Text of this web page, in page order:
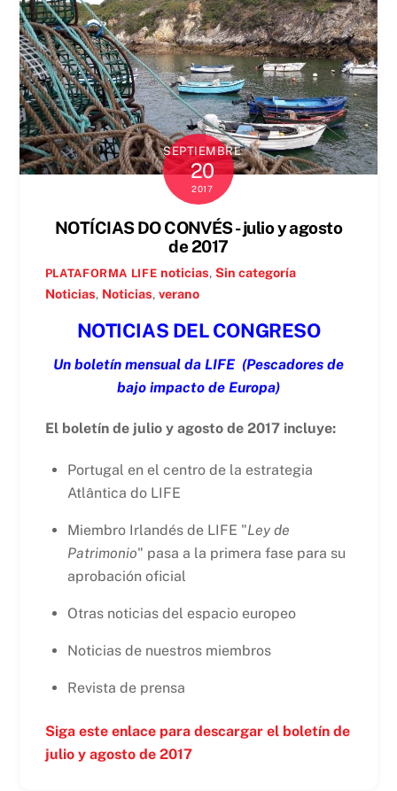
SEPTIEMBRE
20
2017
NOTÍCIAS DO CONVÉS - julio y agosto
de 2017
PLATAFORMA LIFE noticias,Sin categoría
Noticias, Noticias, verano
NOTICIAS DEL CONGRESO
Un boletín mensual da LIFE (Pescadores de
bajo impacto de Europa)
El boletín de julio y agosto de 2017 incluye:
Portugal en el centro de la estrategia
Atlântica do LIFE
Miembro Irlandés de LIFE "Ley de
Patrimonio" pasa a la primera fase para su
aprobación oficial
Otras noticias del espacio europeo
Noticias de nuestros miembros
Revista de prensa
Siga este enlace para descargar el boletín de
julio y agosto de 2017